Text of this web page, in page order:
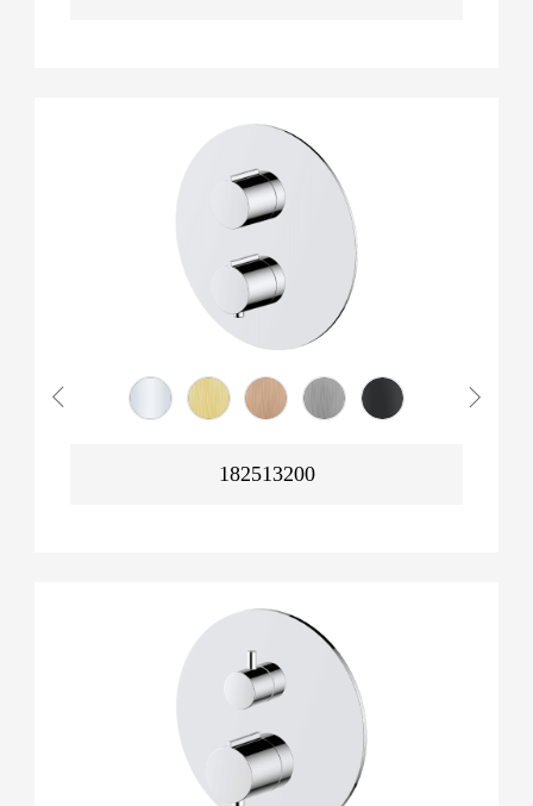
182513200